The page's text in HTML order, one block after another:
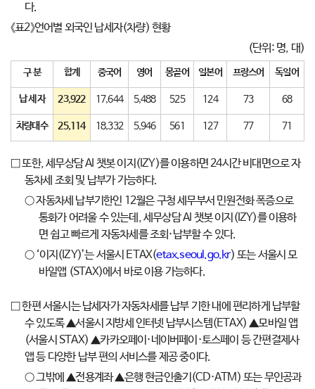
다.
《표2》언어별 외국인 납세자(차량) 현황
(단위: 명, 대)
구 분 합계 중국어 영어 몽골어 일본어 프랑스어 독일어
납 세 자 23,922 17,644 5,488 525 124 73 68
차량대수 25,114 18,332 5,946 561 127 77 71
□ 또한, 세무상담 AI 챗봇 이지(IZY)를 이용하면 24시간 비대면으로 자
동차세 조회 및 납부가 가능하다.
○ 자동차세 납부기한인 12월은 구청 세무부서 민원전화 폭증으로
통화가 어려울 수 있는데, 세무상담 AI 챗봇 이지(IZY)를 이용하
면 쉽고 빠르게 자동차세를 조회·납부할 수 있다.
○ ‘이지(IZY)’는 서울시 ETAX(etax.seoul.go.kr) 또는 서울시 모
바일앱 (STAX)에서 바로 이용 가능하다.
□ 한편 서울시는 납세자가 자동차세를 납부 기한 내에 편리하게 납부할
수 있도록 ▲서울시 지방세 인터넷 납부시스템(ETAX) ▲모바일 앱
(서울시 STAX) ▲카카오페이·네이버페이·토스페이 등 간편결제사
앱 등 다양한 납부 편의 서비스를 제공 중이다.
○ 그밖에 ▲전용계좌 ▲은행 현금인출기(CD·ATM) 또는 무인공과